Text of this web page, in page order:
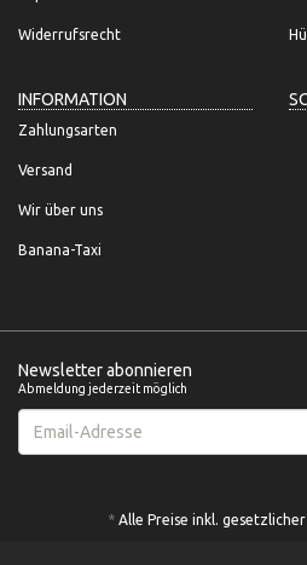
Widerrufsrecht
INFORMATION
Zahlungsarten
Versand
Wir über uns
Banana-Taxi
Newsletter abonnieren
Abmeldung jederzeit möglich
Email-
Adresse
* Alle Preise inkl. gesetzlicher